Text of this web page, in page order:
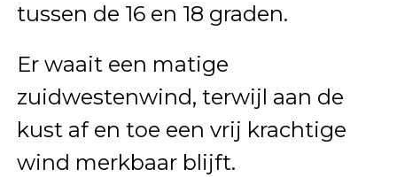
tussen de 16 en 18 graden.
Er waait een matige
zuidwestenwind, terwijl aan de
kust af en toe een vrij krachtige
wind merkbaar blijft.